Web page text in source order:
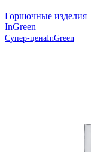
Горшочные изделия
InGreen
Супер-ценаInGreen